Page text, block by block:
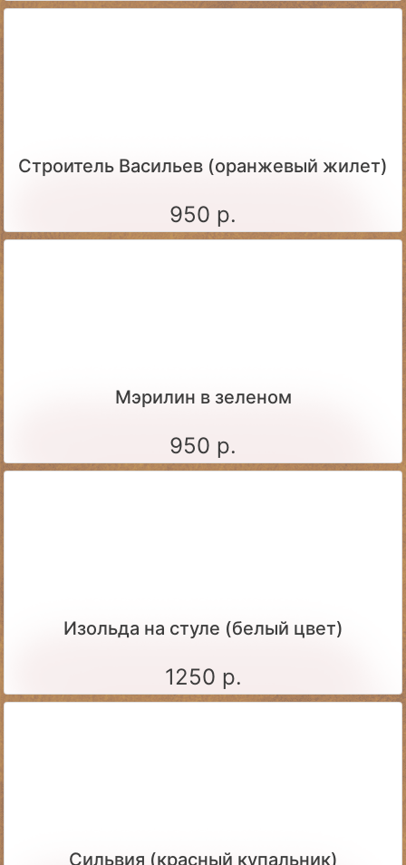
Строитель Васильев (оранжевый жилет)
950 р.
Мэрилин в зеленом
950 р.
Изольда на стуле (белый цвет)
1250 р.
Сильвия (красный купальник)